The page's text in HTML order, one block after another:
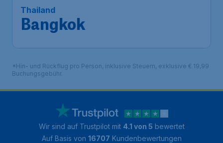
Thailand
Bangkok
*Hin- und Rückflug pro Person, inklusive Steuern, exklusive € 19,99
Buchungsgebühr.
Wir sind auf Trustpilot mit 4.1 von 5 bewertet
Auf Basis von 16707 Kundenbewertungen